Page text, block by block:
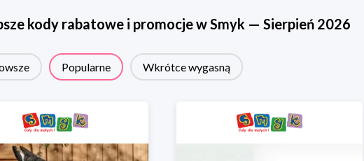
kody rabatowe i promocje wSmyk — Sierpień 2026
Popularne Wkrótce wygasną